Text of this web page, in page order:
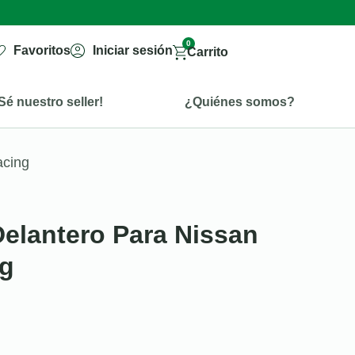
Favoritos Iniciar sesión
0
Carrito
nuestro seller! ¿Quiénes somos?
Para Nissan